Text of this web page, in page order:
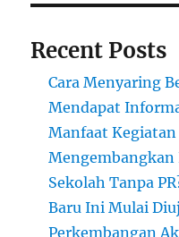
Recent Posts
Cara Menyaring
Mendapat
Manfaat
Mengembangkan
Sekolah Tanpa
Baru Ini Mulai
Perkembangan